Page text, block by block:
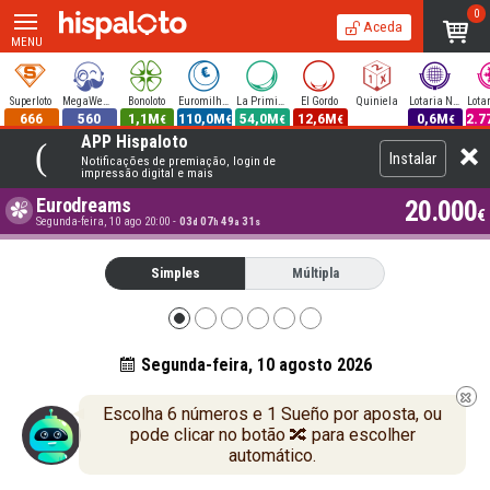
MENU
Aceda
0
Superloto
666
MegaWeekend
560
Bonoloto
1,1M€
Euromilhões
110,0M€
La Primitiva
54,0M€
El Gordo
12,6M€
Quiniela Lotaria Nacional
0,6M€
APP Hispaloto
Notificações de premiação, login de
impressão digital e mais
Instalar
Eurodreams
Segunda-feira, 10 ago 20:00-03d07h49a30 s 20.000€
Simples Múltipla
Segunda-feira, 10 agosto 2026
Escolha 6 números e 1 Sueño por aposta, ou
pode clicar no botão 🔀 para escolher
automático.